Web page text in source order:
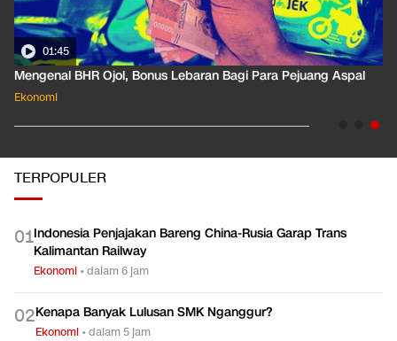
01:35
Pahami Dampak Kenaikan Suku Bunga Acuan ke Cicilan KPR
Ekonomi
TERPOPULER
01Indonesia Penjajakan Bareng China-Rusia Garap Trans
Kalimantan Railway
Ekonomi •dalam 6 jam
02Kenapa Banyak Lulusan SMK Nganggur?
Ekonomi •dalam 5 jam